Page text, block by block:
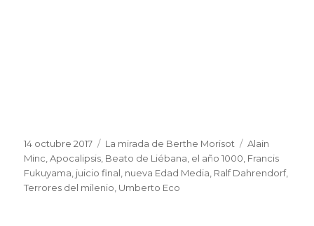
Publicado
el
14 octubre 2017 Categorías
La mirada de Berthe Morisot Etiquetas
Alain
Minc ,Apocalipsis Beato de Liébana el año 1000 Francis
Fukuyama juicio final nueva Edad Media Ralf Dahrendorf,
Terrores del milenio Umberto Eco